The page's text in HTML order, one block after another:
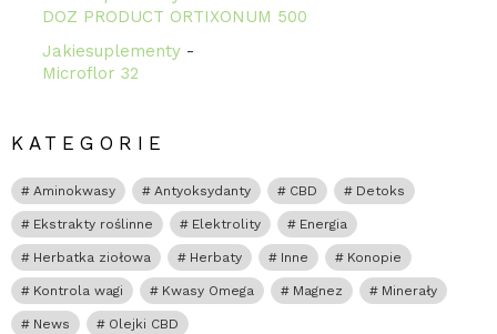
DOZ PRODUCT ORTIXONUM 500
Jakiesuplementy -
Microflor 32
KATEGORIE
Aminokwasy Antyoksydanty CBD Detoks
Ekstrakty roślinne Elektrolity Energia
Herbatka ziołowa Herbaty Inne Konopie
Kontrola wagi Kwasy Omega Magnez Minerały
News Olejki CBD